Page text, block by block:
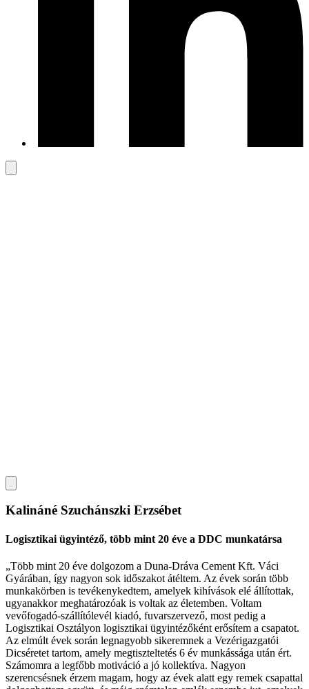
Kalináné Szuchánszki Erzsébet
Logisztikai ügyintéző, több mint 20 éve a DDC munkatársa
„Több mint 20 éve dolgozom a Duna-Dráva Cement Kft. Váci
Gyárában, így nagyon sok időszakot átéltem. Az évek során több
munkakörben is tevékenykedtem, amelyek kihívások elé állítottak,
ugyanakkor meghatározóak is voltak az életemben. Voltam
vevőfogadó-szállítólevél kiadó, fuvarszervező, most pedig a
Logisztikai Osztályon logisztikai ügyintézőként erősítem a csapatot.
Az elmúlt évek során legnagyobb sikeremnek a Vezérigazgatói
Dicséretet tartom, amely megtiszteltetés 6 év munkássága után ért.
Számomra a legfőbb motiváció a jó kollektíva. Nagyon
szerencsésnek érzem magam, hogy az évek alatt egy remek csapattal